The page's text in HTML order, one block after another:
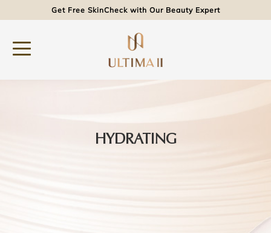
Get Free SkinCheck with Our Beauty Expert
HYDRATING